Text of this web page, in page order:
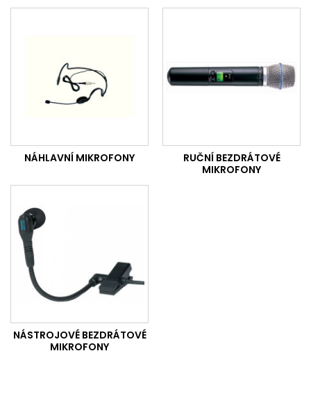
NÁHLAVNÍ MIKROFONY
RUČNÍ BEZDRÁTOVÉ
MIKROFONY
NÁSTROJOVÉ BEZDRÁTOVÉ
MIKROFONY